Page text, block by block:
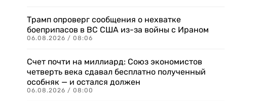
Трамп опроверг сообщения о нехватке
боеприпасов в ВС США из-за войны с Ираном
06.08.2026 / 08:06
Счет почти на миллиард: Союз экономистов
четверть века сдавал бесплатно полученный
особняк — и остался должен
06.08.2026 / 08:00